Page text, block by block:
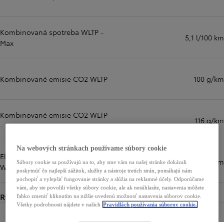
Kombinovaná spotreba WLTP -
Max
5,1 l/100 km
Kombinované emisie CO2 WLTP 100 g/km
Kombinované emisie CO2 WLTP
- Max
116 g/km
Elektrický dojazd – Kombinovaný
WLTP (km)
km
Rýchlosti
Na webových stránkach používame súbory cookie
Súbory cookie sa používajú na to, aby sme vám na našej stránke dokázali
poskytnúť čo najlepší zážitok, služby a nástroje tretích strán, pomáhajú nám
pochopiť a vylepšiť fungovanie stránky a slúžia na reklamné účely. Odporúčame
vám, aby ste povolili všetky súbory cookie, ale ak nesúhlasíte, nastavenia môžete
ľahko zmeniť kliknutím na nižšie uvedenú možnosť nastavenia súborov cookie.
Všetky podrobnosti nájdete v našich Pravidlách používania súborov cookie.